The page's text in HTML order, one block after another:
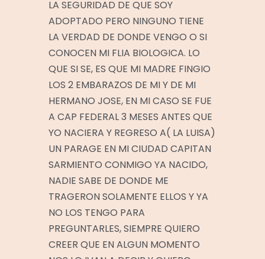
LA SEGURIDAD DE QUE SOY
ADOPTADO PERO NINGUNO TIENE
LA VERDAD DE DONDE VENGO O SI
CONOCEN MI FLIA BIOLOGICA. LO
QUE SI SE, ES QUE MI MADRE FINGIO
LOS 2 EMBARAZOS DE MI Y DE MI
HERMANO JOSE, EN MI CASO SE FUE
A CAP FEDERAL 3 MESES ANTES QUE
YO NACIERA Y REGRESO A( LA LUISA)
UN PARAGE EN MI CIUDAD CAPITAN
SARMIENTO CONMIGO YA NACIDO,
NADIE SABE DE DONDE ME
TRAGERON SOLAMENTE ELLOS Y YA
NO LOS TENGO PARA
PREGUNTARLES, SIEMPRE QUIERO
CREER QUE EN ALGUN MOMENTO